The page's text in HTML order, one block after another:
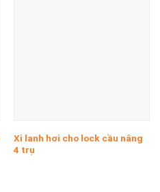
Xi lanh hơi cho lock cầu nâng
4 trụ